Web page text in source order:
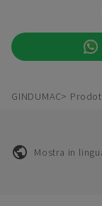
GINDUMAC
Mostra in